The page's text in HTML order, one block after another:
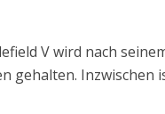
V wird nach
gehalten. Inzwischen